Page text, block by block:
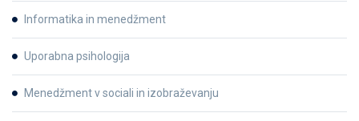
Informatika in menedžment
Uporabna psihologija
Menedžment v sociali in izobraževanju